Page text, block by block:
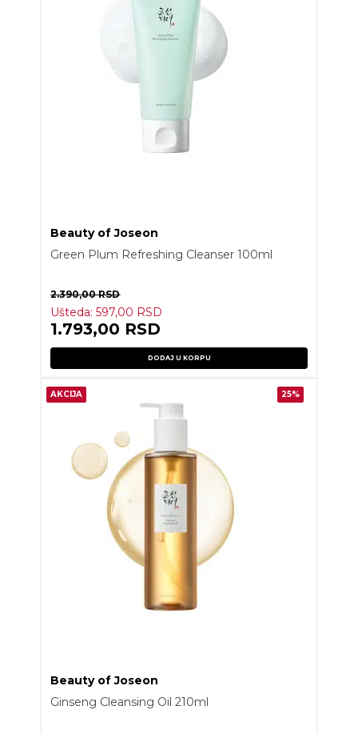
Beauty of Joseon
Green Plum Refreshing Cleanser 100ml
2.390,00RSD
Ušteda:597,00 RSD
1.793,00 RSD
DODAJ U KORPU
AKCIJA 25%
Beauty of Joseon
Ginseng Cleansing Oil 210ml